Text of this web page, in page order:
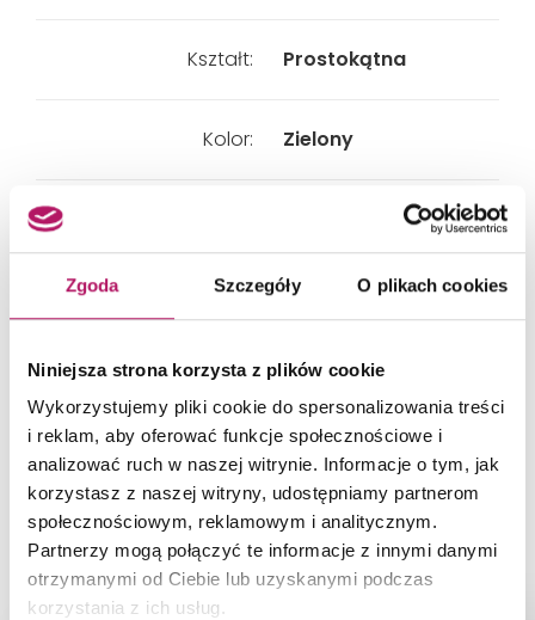
Zgoda Szczegóły O plikach cookies
Niniejsza strona korzysta z plików cookie
Wykorzystujemy pliki cookie do spersonalizowania treści
i reklam, aby oferować funkcje społecznościowe i
analizować ruch w naszej witrynie. Informacje o tym, jak
korzystasz z naszej witryny, udostępniamy partnerom
społecznościowym, reklamowym i analitycznym.
Partnerzy mogą połączyć te informacje z innymi danymi
otrzymanymi od Ciebie lub uzyskanymi podczas
korzystania z ich usług.
Kształt: Prostokątna
Kolor: Zielony
Rektyfikacja: Nie
Mrozoodporność: Nie
PRODUKTY Z KOLEKCJI